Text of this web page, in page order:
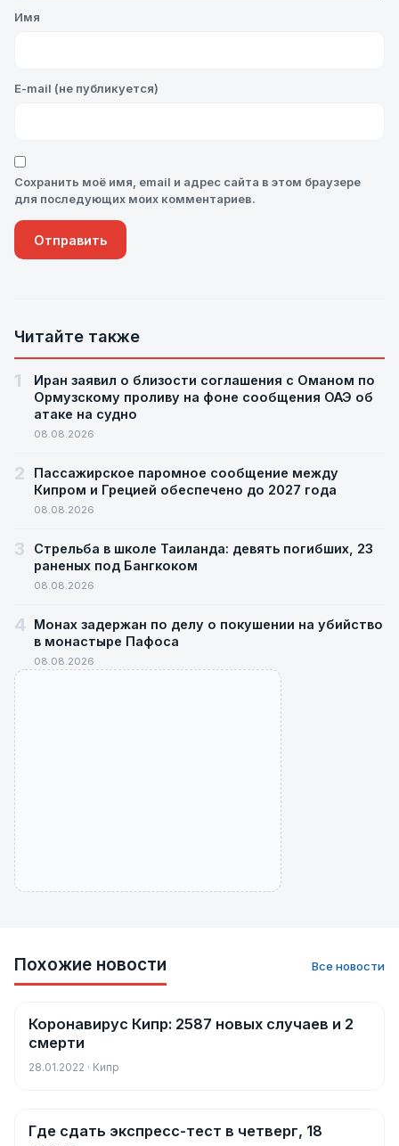
Имя
E-mail (не публикуется)
Сохранить моё имя, email и адрес сайта в этом браузере
для последующих моих комментариев.
Читайте также
1
Иран заявил о близости соглашения с Оманом по
Ормузскому проливу на фоне сообщения ОАЭ об
атаке на судно
08.08.2026
2
Пассажирское паромное сообщение между
Кипром и Грецией обеспечено до 2027 года
08.08.2026
3
Стрельба в школе Таиланда: девять погибших, 23
раненых под Бангкоком
08.08.2026
4
Монах задержан по делу о покушении на убийство
в монастыре Пафоса
08.08.2026
Похожие новости Все новости
Новости
Коронавирус Кипр: 2587 новых случаев и 2
смерти
28.01.2022 · Кипр
Новости
Где сдать экспресс-тест в четверг, 18